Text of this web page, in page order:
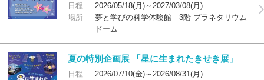
日程
2026/05/18(月)～2027/03/08(月)
場所
夢と学びの科学体験館 3階 プラネタリウム
ドーム
夏の特別企画展 「星に生まれたきせき展」
日程 2026/07/10(金)～2026/08/31(月)